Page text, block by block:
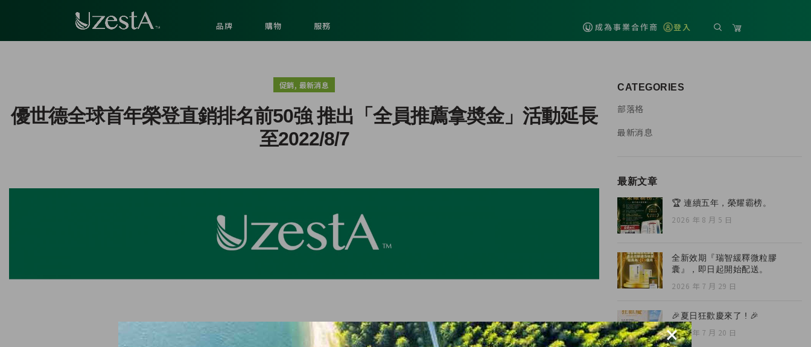
品牌 購物 服務 成為事業合作商 登入
促銷, 最新消息
優世德全球首年榮登直銷排名前50強 推出「全員推薦拿奬金」活動延長
至2022/8/7
CATEGORIES
部落格
最新消息
最新文章
🏆 連續五年，榮耀霸榜。
2026 年 8 月 5 日
全新效期『瑞智緩釋微粒膠
囊』，即日起開始配送。
2026 年 7 月 29 日
🎉夏日狂歡慶來了 ! 🎉
2026 年 7 月 20 日
×